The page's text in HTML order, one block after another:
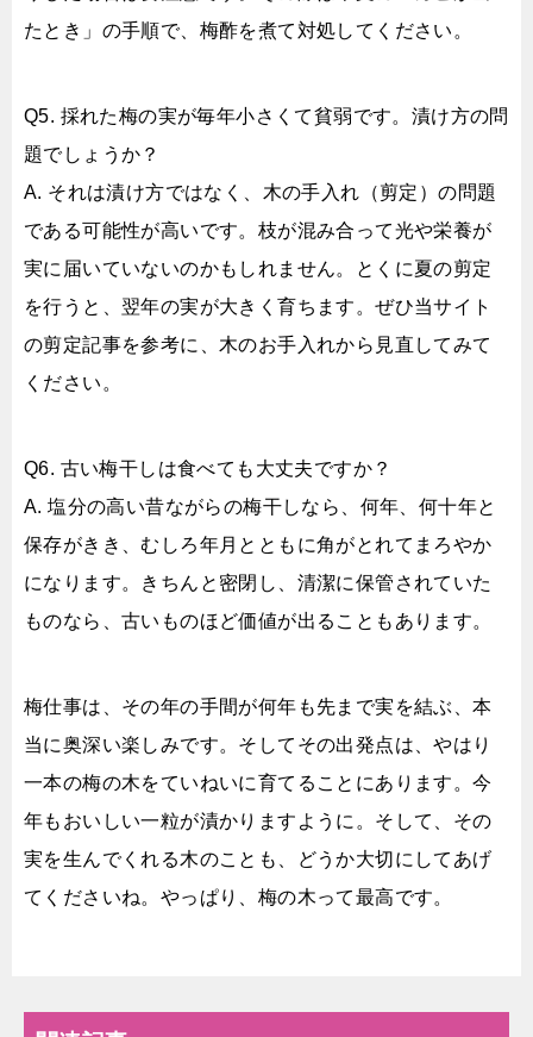
たとき」の手順で、梅酢を煮て対処してください。
Q5. 採れた梅の実が毎年小さくて貧弱です。漬け方の問
題でしょうか？
A. それは漬け方ではなく、木の手入れ（剪定）の問題
である可能性が高いです。枝が混み合って光や栄養が
実に届いていないのかもしれません。とくに夏の剪定
を行うと、翌年の実が大きく育ちます。ぜひ当サイト
の剪定記事を参考に、木のお手入れから見直してみて
ください。
Q6. 古い梅干しは食べても大丈夫ですか？
A. 塩分の高い昔ながらの梅干しなら、何年、何十年と
保存がきき、むしろ年月とともに角がとれてまろやか
になります。きちんと密閉し、清潔に保管されていた
ものなら、古いものほど価値が出ることもあります。
梅仕事は、その年の手間が何年も先まで実を結ぶ、本
当に奥深い楽しみです。そしてその出発点は、やはり
一本の梅の木をていねいに育てることにあります。今
年もおいしい一粒が漬かりますように。そして、その
実を生んでくれる木のことも、どうか大切にしてあげ
てくださいね。やっぱり、梅の木って最高です。